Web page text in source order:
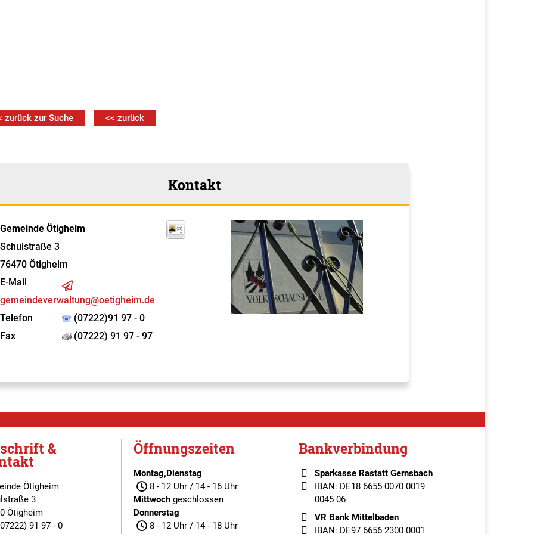
zurück zur Suche << zurück
Kontakt
Gemeinde Ötigheim
Schulstraße 3
76470 Ötigheim
E-Mail
gemeindeverwaltung@oetigheim.de
Telefon
(07222)91 97 - 0
Fax
(07222) 91 97 - 97
&
Ötigheim
3
Ötigheim
91 97 - 0
Öffnungszeiten
Montag,Dienstag
8 - 12 Uhr / 14 - 16 Uhr
Mittwoch geschlossen
Donnerstag
8 - 12 Uhr / 14 - 18 Uhr
Bankverbindung
Sparkasse Rastatt Gernsbach
IBAN: DE18 6655 0070 0019
0045 06
VR Bank Mittelbaden
IBAN: DE97 6656 2300 0001